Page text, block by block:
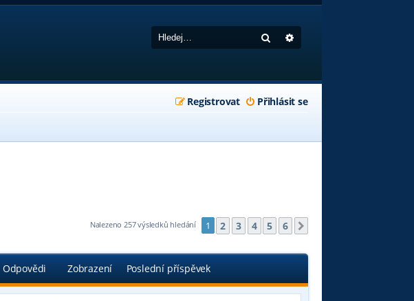
Hledat
Přihlásit se
Registrovat
Nalezeno 257 výsledků hledání 1 2 3 4 5 6
Odpovědi Zobrazení Poslední příspěvek